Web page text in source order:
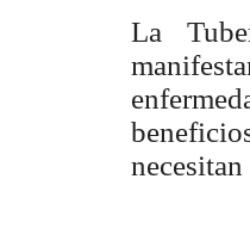
La